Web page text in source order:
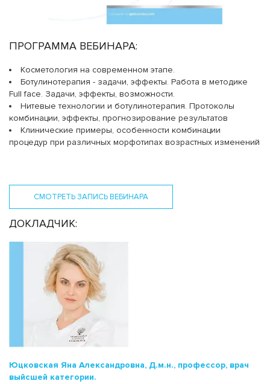
ПРОГРАММА ВЕБИНАРА:
Косметология на современном этапе.
Ботулинотерапия - задачи, эффекты. Работа в методике
Full face. Задачи, эффекты, возможности.
Нитевые технологии и ботулинотерапия. Протоколы
комбинации, эффекты, прогнозирование результатов
Клинические примеры, особенности комбинации
процедур при различных морфотипах возрастных изменений
СМОТРЕТЬ ЗАПИСЬ ВЕБИНАРА
ДОКЛАДЧИК:
Юцковская Яна Александровна, Д.м.н., профессор, врач
выйсшей категории.